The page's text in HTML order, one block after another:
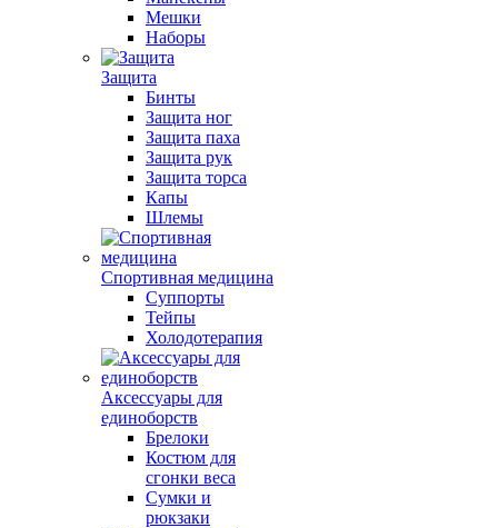
Мешки
Наборы
Защита
Бинты
Защита ног
Защита паха
Защита рук
Защита торса
Капы
Шлемы
Спортивная медицина
Суппорты
Тейпы
Холодотерапия
Аксессуары для
единоборств
Брелоки
Костюм для
сгонки веса
Сумки и
рюкзаки